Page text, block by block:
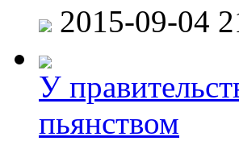
2015-09-04
У
пьянством